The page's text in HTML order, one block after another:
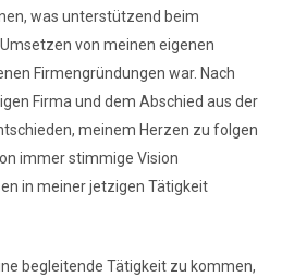
was unterstützend beim
von meinen eigenen
Firmengründungen war. Nach
Firma und dem Abschied aus der
meinem Herzen zu folgen
immer stimmige Vision
in meiner jetzigen Tätigkeit
begleitende Tätigkeit zu kommen,